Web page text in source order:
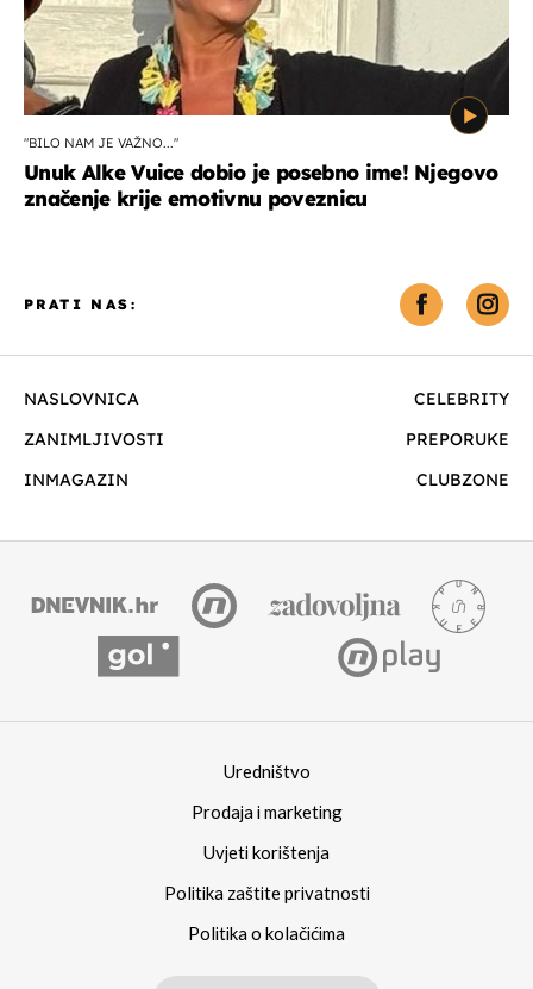
"BILO NAM JE VAŽNO..."
Unuk Alke Vuice dobio je posebno ime! Njegovo
značenje krije emotivnu poveznicu
NASLOVNICA
CELEBRITY
ZANIMLJIVOSTI
PREPORUKE
INMAGAZIN
CLUBZONE
PRATI NAS:
Uredništvo
Prodaja i marketing
Uvjeti korištenja
Politika zaštite privatnosti
Politika o kolačićima